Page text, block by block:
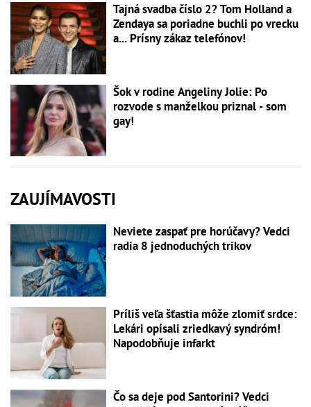
Tajná svadba číslo 2? Tom Holland a
Zendaya sa poriadne buchli po vrecku
a... Prísny zákaz telefónov!
Šok v rodine Angeliny Jolie: Po
rozvode s manželkou priznal - som
gay!
ZAUJÍMAVOSTI
Neviete zaspať pre horúčavy? Vedci
radia 8 jednoduchých trikov
Príliš veľa šťastia môže zlomiť srdce:
Lekári opísali zriedkavý syndróm!
Napodobňuje infarkt
Čo sa deje pod Santorini? Vedci